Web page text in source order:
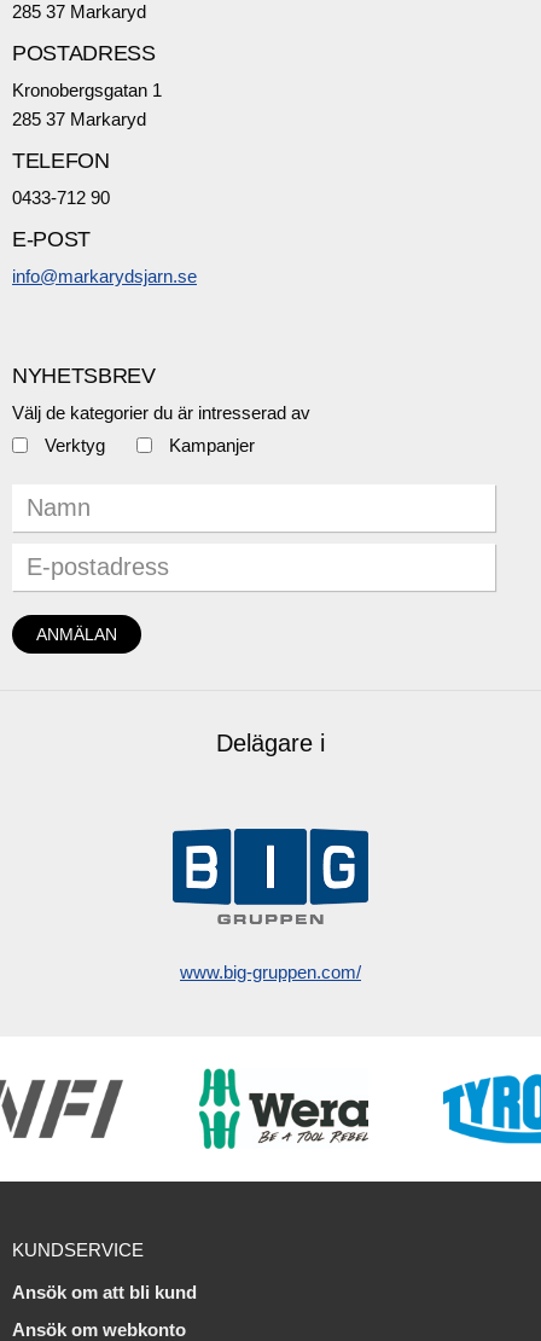
285 37 Markaryd
POSTADRESS
Kronobergsgatan 1
285 37 Markaryd
TELEFON
0433-712 90
E-POST
info@markarydsjarn.se
NYHETSBREV
Välj de kategorier du är intresserad av
Verktyg
Kampanjer
Delägare i
www.big-gruppen.com/
KUNDSERVICE
Ansök om att bli kund
Ansök om webkonto